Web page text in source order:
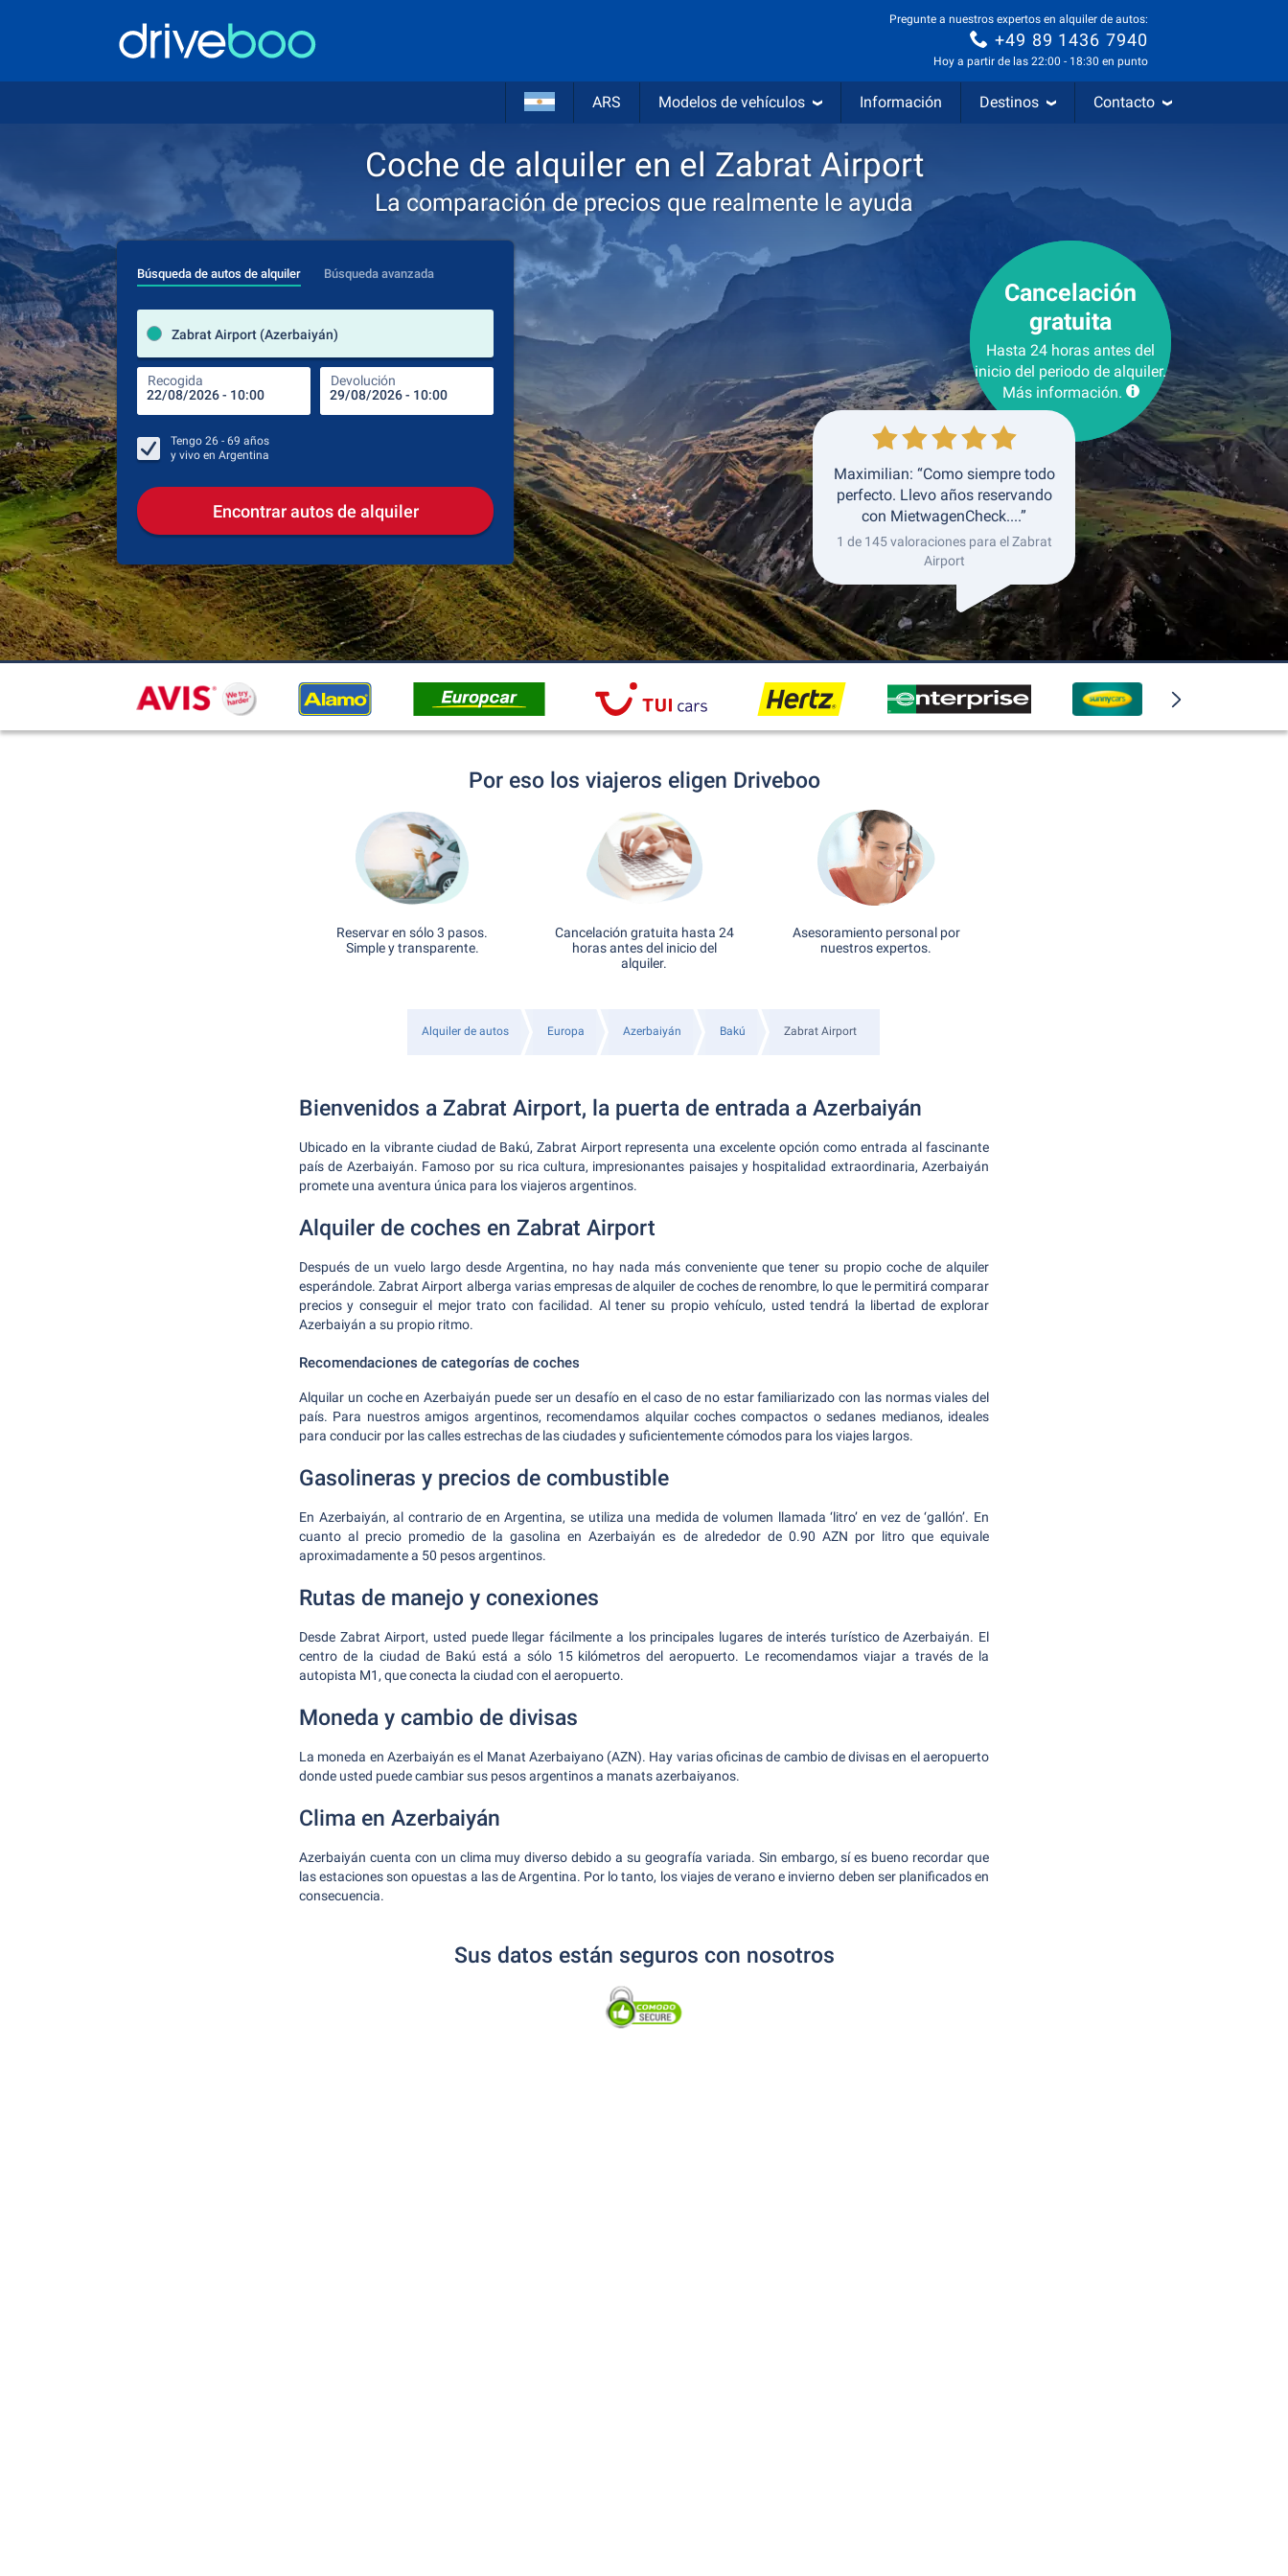
Pregunte a nuestros expertos en alquiler de autos:
+49 89 1436 7940
Hoy a partir de las 22:00 - 18:30 en punto
ARS Modelos de vehículos Información Destinos Contacto
Coche de alquiler en el Zabrat Airport
La comparación de precios que realmente le ayuda
Búsqueda de autos de alquiler Búsqueda avanzada
Zabrat Airport (Azerbaiyán)
Recogida Devolución
lugar de alquiler
Recogida Devolución
Tengo 26 - 69 años
y vivo en Argentina
Encontrar autos de alquiler
Cancelación
gratuita
Hasta 24 horas antes del
inicio del periodo de alquiler.
Más información.
Maximilian: “Como siempre todo
perfecto. Llevo años reservando
con MietwagenCheck....”
1 de 145 valoraciones para el Zabrat
Airport
Por eso los viajeros eligen Driveboo
Reservar en sólo 3 pasos.
Simple y transparente.
Cancelación gratuita hasta 24
horas antes del inicio del
alquiler.
Asesoramiento personal por
nuestros expertos.
Alquiler de autos Europa Azerbaiyán Bakú Zabrat Airport
Bienvenidos a Zabrat Airport, la puerta de entrada a Azerbaiyán
Ubicado en la vibrante ciudad de Bakú, Zabrat Airport representa una excelente opción como entrada al fascinante
país de Azerbaiyán. Famoso por su rica cultura, impresionantes paisajes y hospitalidad extraordinaria, Azerbaiyán
promete una aventura única para los viajeros argentinos.
Alquiler de coches en Zabrat Airport
Después de un vuelo largo desde Argentina, no hay nada más conveniente que tener su propio coche de alquiler
esperándole. Zabrat Airport alberga varias empresas de alquiler de coches de renombre, lo que le permitirá comparar
precios y conseguir el mejor trato con facilidad. Al tener su propio vehículo, usted tendrá la libertad de explorar
Azerbaiyán a su propio ritmo.
Recomendaciones de categorías de coches
Alquilar un coche en Azerbaiyán puede ser un desafío en el caso de no estar familiarizado con las normas viales del
país. Para nuestros amigos argentinos, recomendamos alquilar coches compactos o sedanes medianos, ideales
para conducir por las calles estrechas de las ciudades y suficientemente cómodos para los viajes largos.
Gasolineras y precios de combustible
En Azerbaiyán, al contrario de en Argentina, se utiliza una medida de volumen llamada ‘litro’ en vez de ‘gallón’. En
cuanto al precio promedio de la gasolina en Azerbaiyán es de alrededor de 0.90 AZN por litro que equivale
aproximadamente a 50 pesos argentinos.
Rutas de manejo y conexiones
Desde Zabrat Airport, usted puede llegar fácilmente a los principales lugares de interés turístico de Azerbaiyán. El
centro de la ciudad de Bakú está a sólo 15 kilómetros del aeropuerto. Le recomendamos viajar a través de la
autopista M1, que conecta la ciudad con el aeropuerto.
Moneda y cambio de divisas
La moneda en Azerbaiyán es el Manat Azerbaiyano (AZN). Hay varias oficinas de cambio de divisas en el aeropuerto
donde usted puede cambiar sus pesos argentinos a manats azerbaiyanos.
Clima en Azerbaiyán
Azerbaiyán cuenta con un clima muy diverso debido a su geografía variada. Sin embargo, sí es bueno recordar que
las estaciones son opuestas a las de Argentina. Por lo tanto, los viajes de verano e invierno deben ser planificados en
consecuencia.
Sus datos están seguros con nosotros